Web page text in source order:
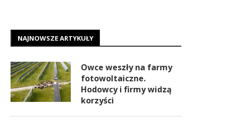
NAJNOWSZE ARTYKUŁY
Owce weszły na farmy
fotowoltaiczne.
Hodowcy i firmy widzą
korzyści